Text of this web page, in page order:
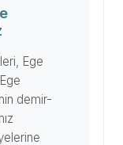
Ege
demir-